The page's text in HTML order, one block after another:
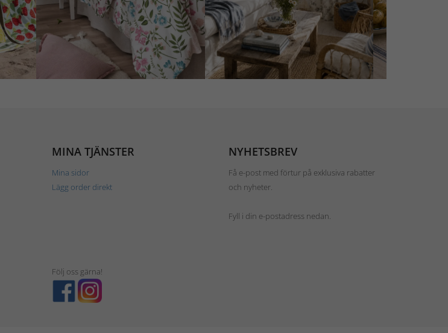
MINA TJÄNSTER
Mina sidor
Lägg order direkt
NYHETSBREV
Få e-post med förtur på exklusiva rabatter
och nyheter.
Fyll i din e-postadress nedan.
Följ oss gärna!